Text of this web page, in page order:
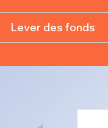
Lever des fonds